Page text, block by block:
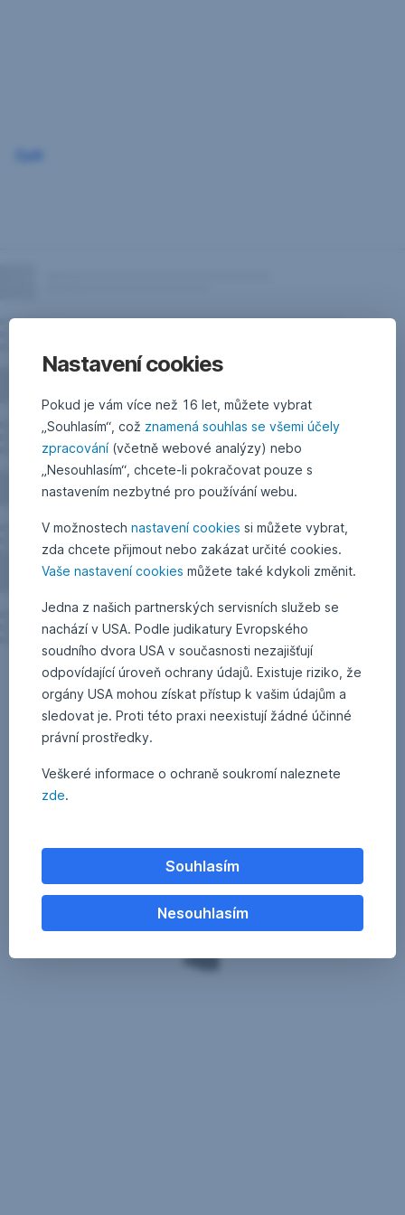
Nastavení cookies
Pokud je vám více než 16 let, můžete vybrat
„Souhlasím“, což znamená souhlas se všemi účely
zpracování(včetně webové analýzy) nebo
„Nesouhlasím“, chcete-li pokračovat pouze s
nastavením nezbytné pro používání webu.
V možnostech nastavení cookies si můžete vybrat,
zda chcete přijmout nebo zakázat určité cookies.
Vaše nastavení cookies můžete také kdykoli změnit.
Jedna z našich partnerských servisních služeb se
nachází v USA. Podle judikatury Evropského
soudního dvora USA v současnosti nezajišťují
odpovídající úroveň ochrany údajů. Existuje riziko, že
orgány USA mohou získat přístup k vašim údajům a
sledovat je. Proti této praxi neexistují žádné účinné
právní prostředky.
Veškeré informace o ochraně soukromí naleznete
zde.
Souhlasím
Nesouhlasím